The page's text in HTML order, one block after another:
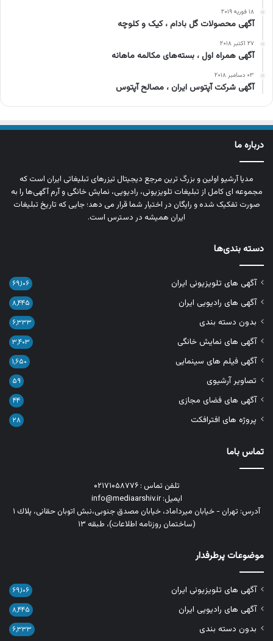
۱۸ فوریه ۲۰۱۹
آگهی محصولات گل بادام ، کیک و کلوچه
۲۷ اکتبر ۲۰۱۸
آگهی همراه اول ، بسته‌های مکالمه ماهانه
۰۳ دسامبر ۲۰۱۸
آگهی شرکت آپتوس ایران ، مصالح آپتوس
درباره ما
مدیا آرشیو اولین و بزرگ‌ ترین مرجع دیجیتال تیزرهای تبلیغاتی ایران است که
مجموعه‌ ای کامل از تبلیغات تلویزیونی، رادیویی، نمایش خانگی و آرم‌ آگهی‌ها را به‌
صورت تفکیک‌ شده و رایگان در اختیار شما قرار می‌ دهد؛ جایی که تاریخ تبلیغات
ایران همیشه در دسترس است.
دسته بندی‌ها
آگهی های تلویزیونی ایران ۶۹,۱۰۶
آگهی های رادیویی ایران ۸,۴۴۵
بدون دسته بندی ۶,۳۳۳
آگهی های نمایش خانگی ۳,۴۰۳
آگهی فیلم های سینمایی ۱,۶۵۰
تصاویر آرشیوی ۵۹
آگهی های فضای مجازی ۴۴
پروژه های افترافکت ۲۸
تماس باما
تلفن تماس : ۰۲۱۷۱۰۵۸۷۷۶
ایمیل: info@mediaarshiv.ir
آدرس: تهران - خیابان میرداماد، خیابان مصدق جنوبی،نبش اتوبان حقانی، پلاك ١
(ساختمان روزنامه اطلاعات)، طبقه ۱۳
موضوعات پرطرفدار
آگهی های تلویزیونی ایران ۶۹,۱۰۶
آگهی های رادیویی ایران ۸,۴۴۵
بدون دسته بندی ۶,۳۳۳